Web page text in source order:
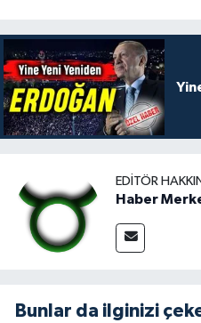
EDITÖR
Haber
Bunlar da ilginizi